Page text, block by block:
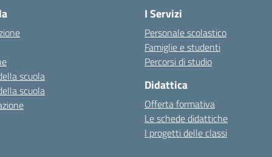
scuola
scuola
I Servizi
Personale scolastico
Famiglie e studenti
Percorsi di studio
Didattica
Offerta formativa
Le schede didattiche
I progetti delle classi